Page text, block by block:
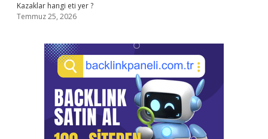
Kazaklar hangi eti yer ?
Temmuz 25, 2026